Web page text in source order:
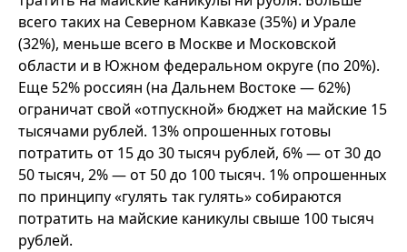
всего таких на Северном Кавказе (35%) и Урале
(32%), меньше всего в Москве и Московской
области и в Южном федеральном округе (по 20%).
Еще 52% россиян (на Дальнем Востоке — 62%)
ограничат свой «отпускной» бюджет на майские 15
тысячами рублей. 13% опрошенных готовы
потратить от 15 до 30 тысяч рублей, 6% — от 30 до
50 тысяч, 2% — от 50 до 100 тысяч. 1% опрошенных
по принципу «гулять так гулять» собираются
потратить на майские каникулы свыше 100 тысяч
рублей.